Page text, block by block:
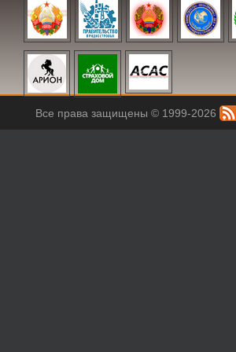
Все права защищены © 1999-2026